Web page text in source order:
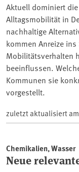
Aktuell dominiert
Alltagsmobilität in
nachhaltige
kommen Anreize
Mobilitätsverhalten
beeinflussen.
Kommunen sie
vorgestellt.
zuletzt aktualisiert am
Chemikalien, Wasser
Neue